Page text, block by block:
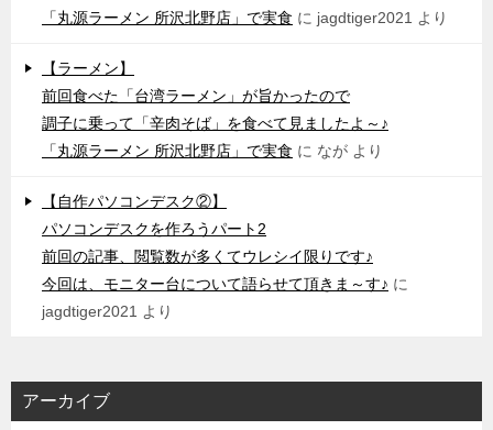
「丸源ラーメン 所沢北野店」で実食 に jagdtiger2021 より
【ラーメン】
前回食べた「台湾ラーメン」が旨かったので
調子に乗って「辛肉そば」を食べて見ましたよ～♪
「丸源ラーメン 所沢北野店」で実食 に なが より
【自作パソコンデスク②】
パソコンデスクを作ろうパート2
前回の記事、閲覧数が多くてウレシイ限りです♪
今回は、モニター台について語らせて頂きま～す♪ に
jagdtiger2021 より
アーカイブ